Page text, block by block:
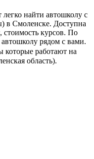
найти автошколу с
в Смоленске. Доступна
стоимость курсов. По
рядом с вами.
которые работают на
область).